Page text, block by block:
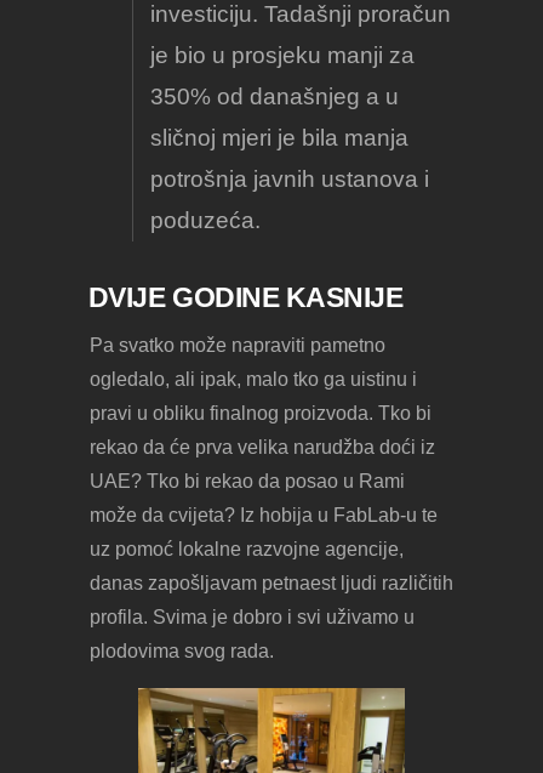
investiciju. Tadašnji proračun
je bio u prosjeku manji za
350% od današnjeg a u
sličnoj mjeri je bila manja
potrošnja javnih ustanova i
poduzeća.
DVIJE GODINE KASNIJE
Pa svatko može napraviti pametno
ogledalo, ali ipak, malo tko ga uistinu i
pravi u obliku finalnog proizvoda. Tko bi
rekao da će prva velika narudžba doći iz
UAE? Tko bi rekao da posao u Rami
može da cvijeta? Iz hobija u FabLab-u te
uz pomoć lokalne razvojne agencije,
danas zapošljavam petnaest ljudi različitih
profila. Svima je dobro i svi uživamo u
plodovima svog rada.